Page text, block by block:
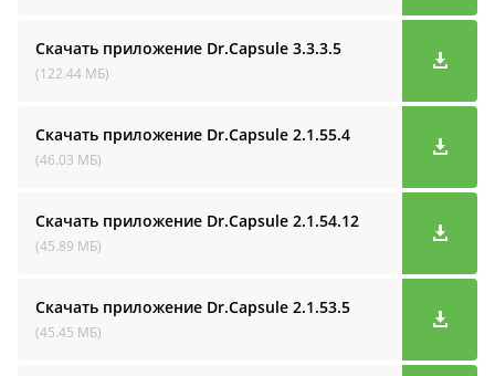
Скачать приложение Dr.Capsule 3.3.3.5
(122.44 МБ)
Скачать приложение Dr.Capsule 2.1.55.4
(46.03 МБ)
Скачать приложение Dr.Capsule 2.1.54.12
(45.89 МБ)
Скачать приложение Dr.Capsule 2.1.53.5
(45.45 МБ)